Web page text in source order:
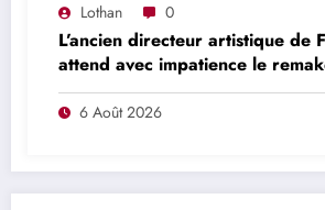
Lothan 0
L’ancien directeur artistique de
attend avec impatience le
n’était pas du tout le jeu que
voulions créer »
6 Août 2026